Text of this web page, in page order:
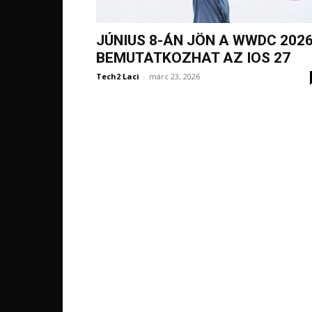
JÚNIUS 8-ÁN JÖN A WWDC
BEMUTATKOZHAT AZ IOS 27
Tech2 Laci - márc 23, 2026